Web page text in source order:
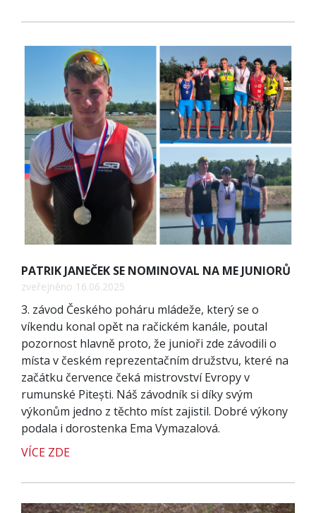
PATRIK JANEČEK SE NOMINOVAL NA ME JUNIORŮ
zveřejněno 16.06.2025
3. závod Českého poháru mládeže, který se o
víkendu konal opět na račickém kanále, poutal
pozornost hlavně proto, že junioři zde závodili o
místa v českém reprezentačním družstvu, které na
začátku července čeká mistrovství Evropy v
rumunské Pitești. Náš závodník si díky svým
výkonům jedno z těchto míst zajistil. Dobré výkony
podala i dorostenka Ema Vymazalová.
VÍCE ZDE